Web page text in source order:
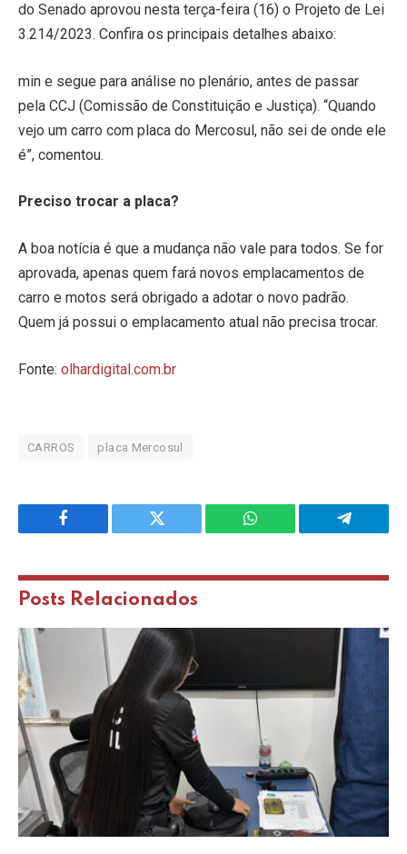
do Senado aprovou nesta terça-feira (16) o Projeto de Lei
3.214/2023. Confira os principais detalhes abaixo:
min e segue para análise no plenário, antes de passar
pela CCJ (Comissão de Constituição e Justiça). “Quando
vejo um carro com placa do Mercosul, não sei de onde ele
é”, comentou.
Preciso trocar a placa?
A boa notícia é que a mudança não vale para todos. Se for
aprovada, apenas quem fará novos emplacamentos de
carro e motos será obrigado a adotar o novo padrão.
Quem já possui o emplacamento atual não precisa trocar.
Fonte: olhardigital.com.br
CARROS placa Mercosul
Facebook Twitter WhatsApp Telegram
Posts Relacionados